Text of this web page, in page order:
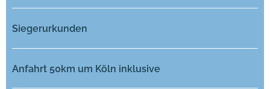
Siegerurkunden
Anfahrt 50km um Köln inklusive